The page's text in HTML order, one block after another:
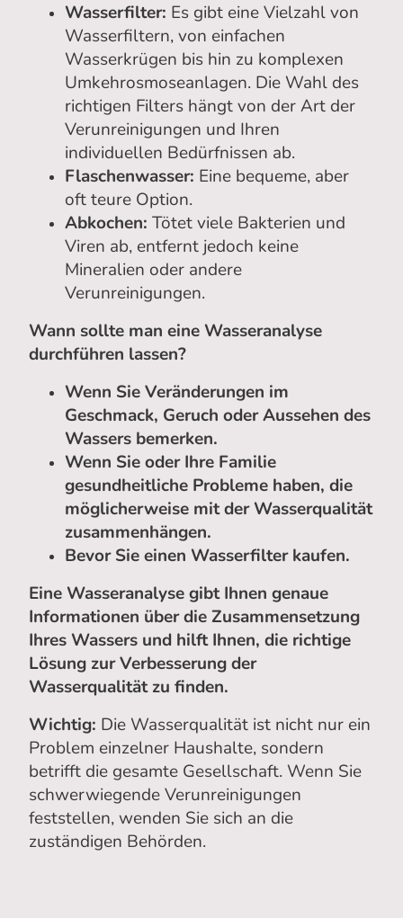
Wasserfilter: Es gibt eine Vielzahl von
Wasserfiltern, von einfachen
Wasserkrügen bis hin zu komplexen
Umkehrosmoseanlagen. Die Wahl des
richtigen Filters hängt von der Art der
Verunreinigungen und Ihren
individuellen Bedürfnissen ab.
Flaschenwasser: Eine bequeme, aber
oft teure Option.
Abkochen: Tötet viele Bakterien und
Viren ab, entfernt jedoch keine
Mineralien oder andere
Verunreinigungen.
Wann sollte man eine Wasseranalyse
durchführen lassen?
Wenn Sie Veränderungen im
Geschmack, Geruch oder Aussehen des
Wassers bemerken.
Wenn Sie oder Ihre Familie
gesundheitliche Probleme haben, die
möglicherweise mit der Wasserqualität
zusammenhängen.
Bevor Sie einen Wasserfilter kaufen.
Eine Wasseranalyse gibt Ihnen genaue
Informationen über die Zusammensetzung
Ihres Wassers und hilft Ihnen, die richtige
Lösung zur Verbesserung der
Wasserqualität zu finden.
Wichtig: Die Wasserqualität ist nicht nur ein
Problem einzelner Haushalte, sondern
betrifft die gesamte Gesellschaft. Wenn Sie
schwerwiegende Verunreinigungen
feststellen, wenden Sie sich an die
zuständigen Behörden.